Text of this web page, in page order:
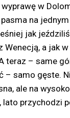
w
na
jak
Wenecją, a jak
teraz – same
– samo gęste.
ale na
lato przychodzi